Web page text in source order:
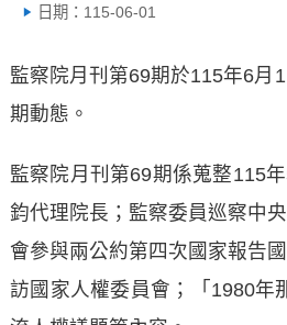
日期：115-06-01
監察院月刊第69期於115年6月
期動態。
監察院月刊第69期係蒐整115
鈞代理院長；監察委員巡察中
會參與兩公約第四次國家報告
訪國家人權委員會；「1980年